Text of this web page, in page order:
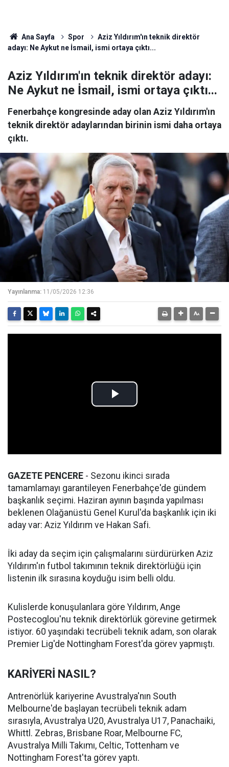
Ana Sayfa Spor
Aziz Yıldırım'ın teknik direktör
adayı: Ne Aykut ne İsmail, ismi ortaya çıktı...
Aziz Yıldırım'ın teknik direktör adayı:
Ne Aykut ne İsmail, ismi ortaya çıktı...
Fenerbahçe kongresinde aday olan Aziz Yıldırım'ın
teknik direktör adaylarından birinin ismi daha ortaya
çıktı.
Yayınlanma: 11/05/2026 12:36
GAZETE PENCERE - Sezonu ikinci sırada
tamamlamayı garantileyen Fenerbahçe'de gündem
başkanlık seçimi. Haziran ayının başında yapılması
beklenen Olağanüstü Genel Kurul'da başkanlık için iki
aday var: Aziz Yıldırım ve Hakan Safi.
İki aday da seçim için çalışmalarını sürdürürken Aziz
Yıldırım'ın futbol takımının teknik direktörlüğü için
listenin ilk sırasına koyduğu isim belli oldu.
Kulislerde konuşulanlara göre Yıldırım, Ange
Postecoglou'nu teknik direktörlük görevine getirmek
istiyor. 60 yaşındaki tecrübeli teknik adam, son olarak
Premier Lig'de Nottingham Forest'da görev yapmıştı.
KARİYERİ NASIL?
Antrenörlük kariyerine Avustralya'nın South
Melbourne'de başlayan tecrübeli teknik adam
sırasıyla, Avustralya U20, Avustralya U17, Panachaiki,
Whittl. Zebras, Brisbane Roar, Melbourne FC,
Avustralya Milli Takımı, Celtic, Tottenham ve
Nottingham Forest'ta görev yaptı.